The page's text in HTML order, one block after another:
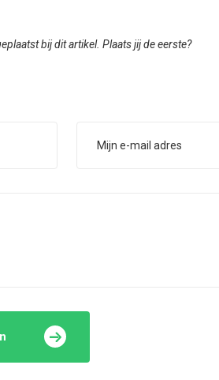
bij dit artikel. Plaats jij de eerste?